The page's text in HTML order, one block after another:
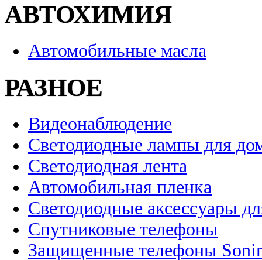
АВТОХИМИЯ
Автомобильные масла
РАЗНОЕ
Видеонаблюдение
Светодиодные лампы для
Светодиодная лента
Автомобильная пленка
Светодиодные аксессуары
Спутниковые телефоны
Защищенные телефоны